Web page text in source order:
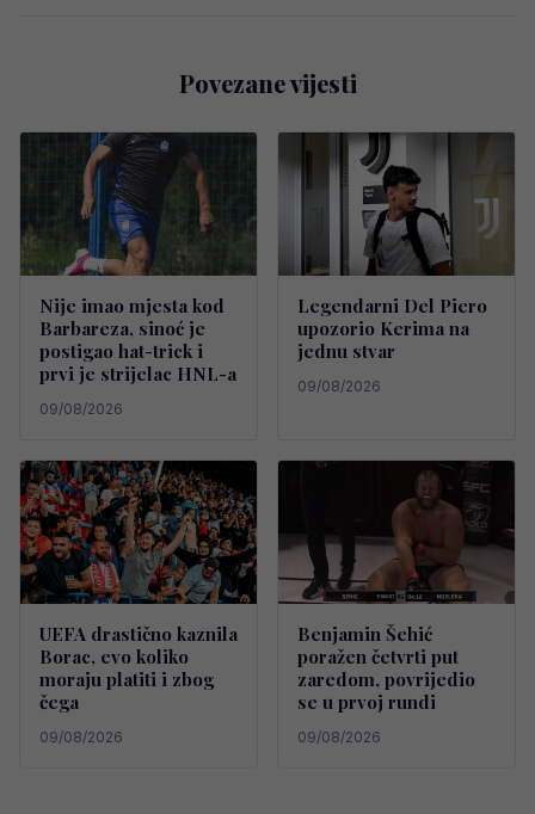
Povezane vijesti
Nije imao mjesta kod
Barbareza, sinoć je
postigao hat-trick i
prvi je strijelac HNL-a
09/08/2026
Legendarni Del Piero
upozorio Kerima na
jednu stvar
09/08/2026
UEFA drastično kaznila
Borac, evo koliko
moraju platiti i zbog
čega
09/08/2026
Benjamin Šehić
poražen četvrti put
zaredom, povrijedio
se u prvoj rundi
09/08/2026